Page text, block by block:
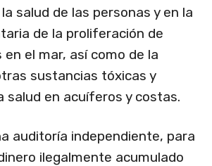
salud de las personas y en la
de la proliferación de
el mar, así como de la
sustancias tóxicas y
salud en acuíferos y costas.
auditoría independiente, para
ilegalmente acumulado